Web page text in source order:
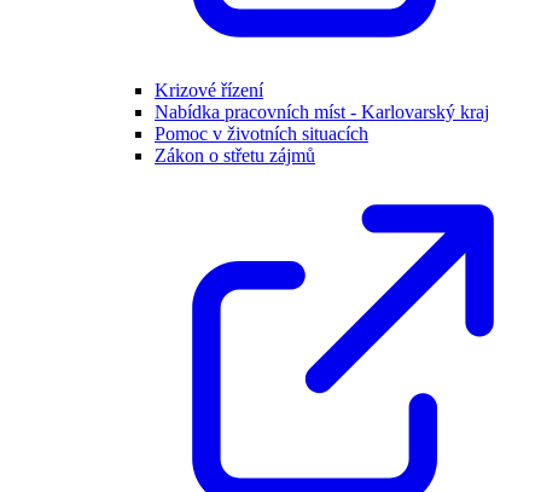
Krizové řízení
Nabídka pracovních míst - Karlovarský kraj
Pomoc v životních situacích
Zákon o střetu zájmů